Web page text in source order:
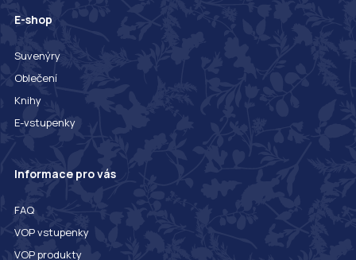
E-shop
Suvenýry
Oblečení
Knihy
E-vstupenky
Informace pro vás
FAQ
VOP vstupenky
VOP produkty